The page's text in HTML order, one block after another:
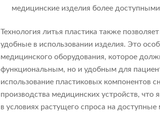
медицинские изделия более
Технология литья пластика также
удобные в использовании изделия. Это
медицинского оборудования, которое
функциональным, но и удобным для
использование пластиковых компонентов
производства медицинских устройств,
в условиях растущего спроса на